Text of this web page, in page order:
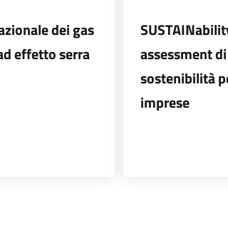
dei gas
effetto serra
assessment di
sostenibilità
imprese